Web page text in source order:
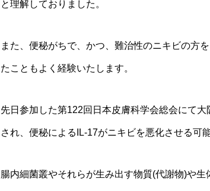
と理解しておりました。
また、便秘がちで、かつ、難治性のニキビの方
たこともよく経験いたします。
先日参加した第122回日本皮膚科学会総会にて
され、便秘によるIL-17がニキビを悪化させる可
腸内細菌叢やそれらが生み出す物質(代謝物)や